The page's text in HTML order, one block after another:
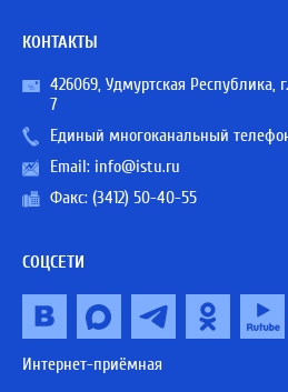
КОНТАКТЫ
426069, Удмуртская Республика,
7
Единый многоканальный
Email: info@istu.ru
Факс: (3412) 50-40-55
СОЦСЕТИ
Интернет-приёмная